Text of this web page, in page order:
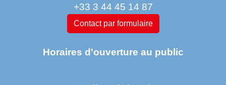
+33 3 44 45 14 87
Contact par formulaire
Horaires d'ouverture au public